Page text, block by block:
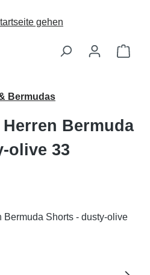
Bermudas
Bermuda
olive 33